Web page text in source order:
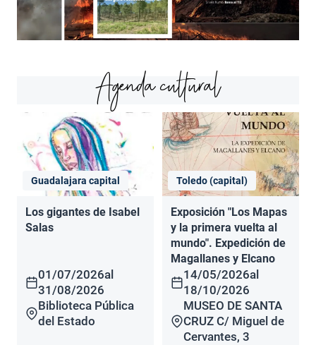
Agenda cultural
Guadalajara capital
Los gigantes de Isabel
Salas
01/07/2026al
31/08/2026
Biblioteca Pública
del Estado
Toledo (capital)
Exposición "Los Mapas
y la primera vuelta al
mundo". Expedición de
Magallanes y Elcano
14/05/2026al
18/10/2026
MUSEO DE SANTA
CRUZ C/ Miguel de
Cervantes, 3